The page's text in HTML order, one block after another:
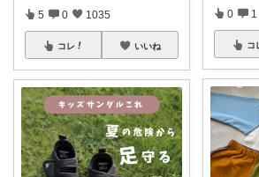
5 0 1035
コレ いいね
0 1
コ